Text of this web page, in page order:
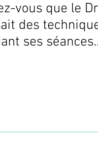
ACUPUNCTURE
vous que le
des
ses séances